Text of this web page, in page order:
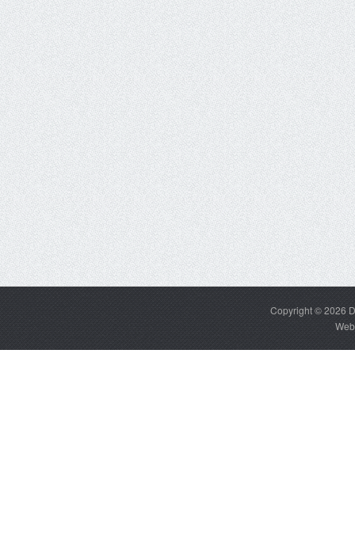
Copyright © 2026